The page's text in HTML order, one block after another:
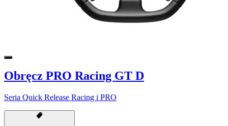
Obręcz PRO Racing GT D
Seria Quick Release Racing i PRO